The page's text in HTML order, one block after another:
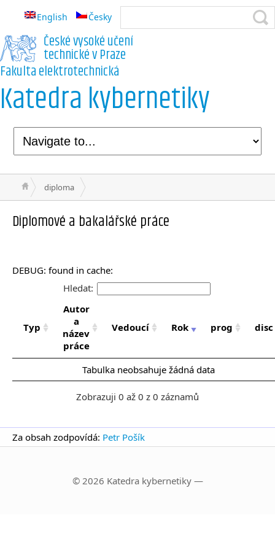
English Česky
České vysoké učení
technické v Praze
Fakulta elektrotechnická
Katedra kybernetiky
diploma
Diplomové a bakalářské práce
DEBUG: found in cache:
Hledat:
Typ
Autor
a
název
práce
Vedoucí Rok prog disc
Tabulka neobsahuje žádná data
Zobrazuji 0 až 0 z 0 záznamů
Za obsah zodpovídá: Petr Pošík
© 2026 Katedra kybernetiky —